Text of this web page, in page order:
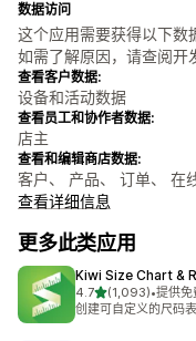
数据访问
这个应用需要获得以下数
如需了解原因，请查阅开
查看客户数据:
设备和活动数据
查看员工和协作者数据:
店主
查看和编辑商店数据:
客户、 产品、 订单、 在
查看详细信息
更多此类应用
Kiwi Size Chart &
4.7星（满分 5 星）
(1,093)
总共 1093 条评论
•提供免
创建可自定义的尺码